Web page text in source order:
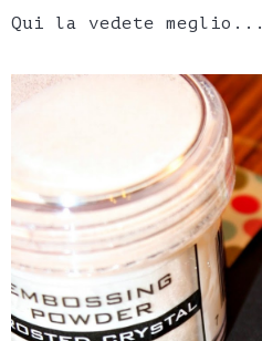
Qui la vedete meglio...